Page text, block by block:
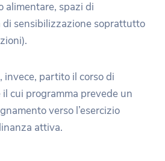
alimentare, spazi di
di sensibilizzazione soprattutto
invece, partito il corso di
cui programma prevede un
verso l’esercizio
attiva.